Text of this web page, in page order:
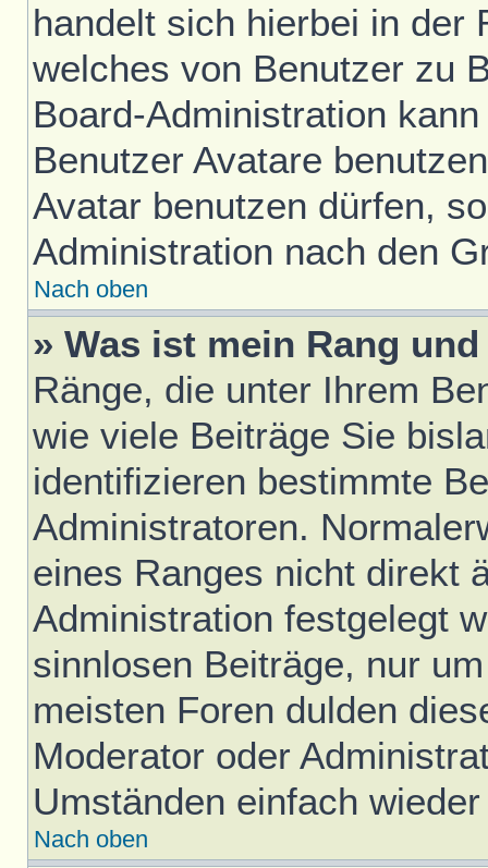
handelt sich hierbei in der
welches von Benutzer zu
Board-Administration
Benutzer Avatare
Avatar benutzen dürfen,
Administration nach den
Nach oben
» Was ist mein Rang
Ränge, die unter Ihrem
wie viele Beiträge Sie
identifizieren bestimmte
Administratoren.
eines Ranges nicht direkt
Administration festgelegt
sinnlosen Beiträge, nur
meisten Foren dulden
Moderator oder
Umständen einfach
Nach oben